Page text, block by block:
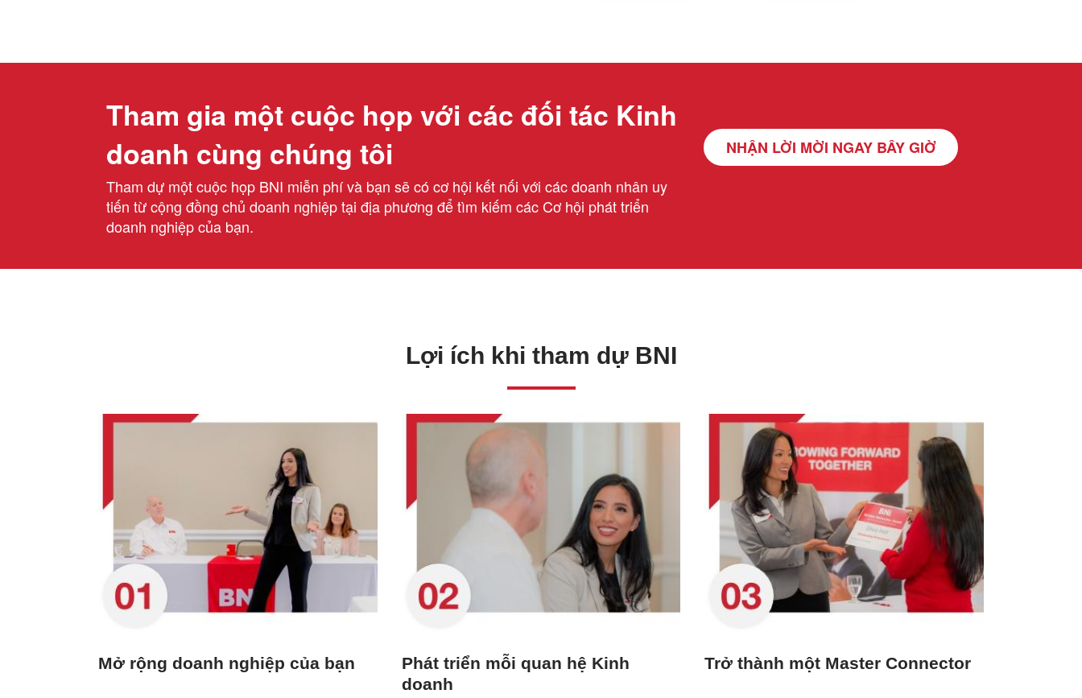
Tham gia một cuộc họp với các đối tác Kinh
doanh cùng chúng tôi
Tham dự một cuộc họp BNI miễn phí và bạn sẽ có cơ hội kết nối với các doanh nhân uy
tiến từ cộng đồng chủ doanh nghiệp tại địa phương để tìm kiếm các Cơ hội phát triển
doanh nghiệp của bạn.
NHẬN LỜI MỜI NGAY BÂY GIỜ
Lợi ích khi tham dự BNI
Mở rộng doanh nghiệp của bạn
Phát triển mỗi quan hệ Kinh
doanh
Trở thành một Master Connector